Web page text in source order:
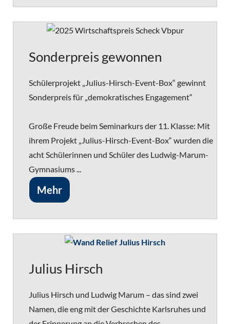
Sonderpreis gewonnen
Schülerprojekt „Julius-Hirsch-Event-Box“ gewinnt
Sonderpreis für „demokratisches Engagement“
Große Freude beim Seminarkurs der 11. Klasse: Mit
ihrem Projekt „Julius-Hirsch-Event-Box“ wurden die
acht Schülerinnen und Schüler des Ludwig-Marum-
Gymnasiums ...
Mehr
Julius Hirsch
Julius Hirsch und Ludwig Marum – das sind zwei
Namen, die eng mit der Geschichte Karlsruhes und